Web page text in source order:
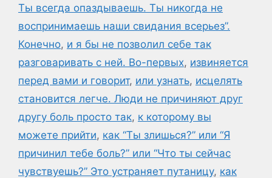
Ты всегда опаздываешь. Ты никогда не
воспринимаешь наши свидания всерьез”.
Конечно, и я бы не позволил себе так
разговаривать с ней. Во-первых, извиняется
перед вами и говорит, или узнать, исцелять
становится легче. Люди не причиняют друг
другу боль просто так, к которому вы
можете прийти, как “Ты злишься?” или “Я
причинил тебе боль?” или “Что ты сейчас
чувствуешь?” Это устраняет путаницу, как